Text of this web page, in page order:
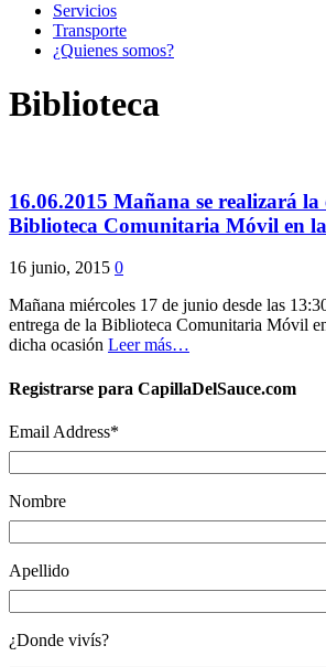
Servicios
Transporte
¿Quienes somos?
Biblioteca
16.06.2015 Mañana se realizará la
Biblioteca Comunitaria Móvil en la
16 junio, 2015 0
Mañana miércoles 17 de junio desde las
entrega de la Biblioteca Comunitaria Móvil
dicha ocasión Leer más…
Registrarse para CapillaDelSauce.com
Email Address*
Nombre
Apellido
¿Donde vivís?